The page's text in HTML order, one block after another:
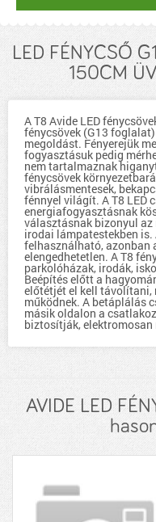
LED FÉNYCSŐ
150CM
A T8 Avide LED
fénycsövek (G13
megoldást. Fényerejük
fogyasztásuk pedig
nem tartalmaznak
fénycsövek
vibrálásmentesek,
fénnyel világít. A T8 LED
energiafogyasztásnak
választásnak bizonyul
irodai lámpatestekben
felhasználható, azonban
elengedhetetlen. A T8
parkolóházak, irodák,
Beépítés előtt a
előtétjét el kell távolítani,
működnek. A betáplálás
másik oldalon a
biztosítják, elektromosan
AVIDE LED